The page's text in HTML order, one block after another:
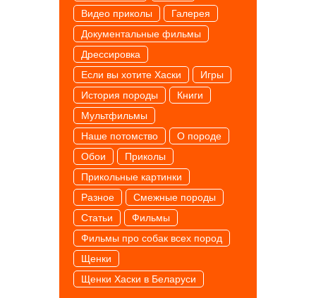
Видео приколы
Галерея
Документальные фильмы
Дрессировка
Если вы хотите Хаски
Игры
История породы
Книги
Мультфильмы
Наше потомство
О породе
Обои
Приколы
Прикольные картинки
Разное
Смежные породы
Статьи
Фильмы
Фильмы про собак всех пород
Щенки
Щенки Хаски в Беларуси